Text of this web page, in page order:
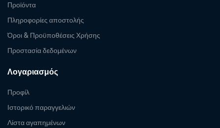
Προϊόντα
Πληροφορίες αποστολής
Όροι & Προϋποθέσεις Χρήσης
Προστασία δεδομένων
Λογαριασμός
Προφίλ
Ιστορικό παραγγελιών
Λίστα αγαπημένων